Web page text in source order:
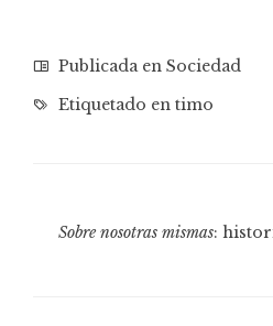
Publicada en Sociedad
Etiquetado en timo
Sobre nosotras mismas: